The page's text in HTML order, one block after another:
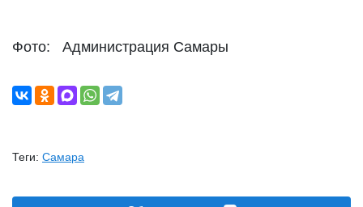
Фото: Администрация Самары
Теги: Самара